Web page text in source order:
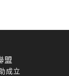
盟
成立